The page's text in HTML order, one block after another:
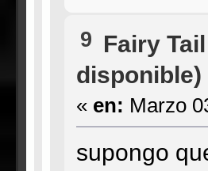
9 Fairy Tail
disponible)
« en: Marzo
supongo